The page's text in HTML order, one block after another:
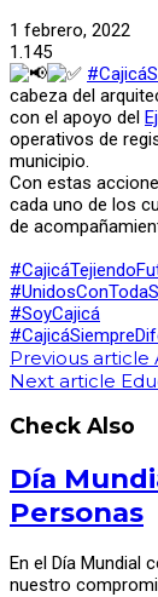
1 febrero, 2022
1.145
cabeza del
con el apoyo del
operativos de
municipio.
Con estas
cada uno de los
de
#SoyCajicá
Previous article
Next article
Check Also
Día
Personas
En el Día Mundial
nuestro